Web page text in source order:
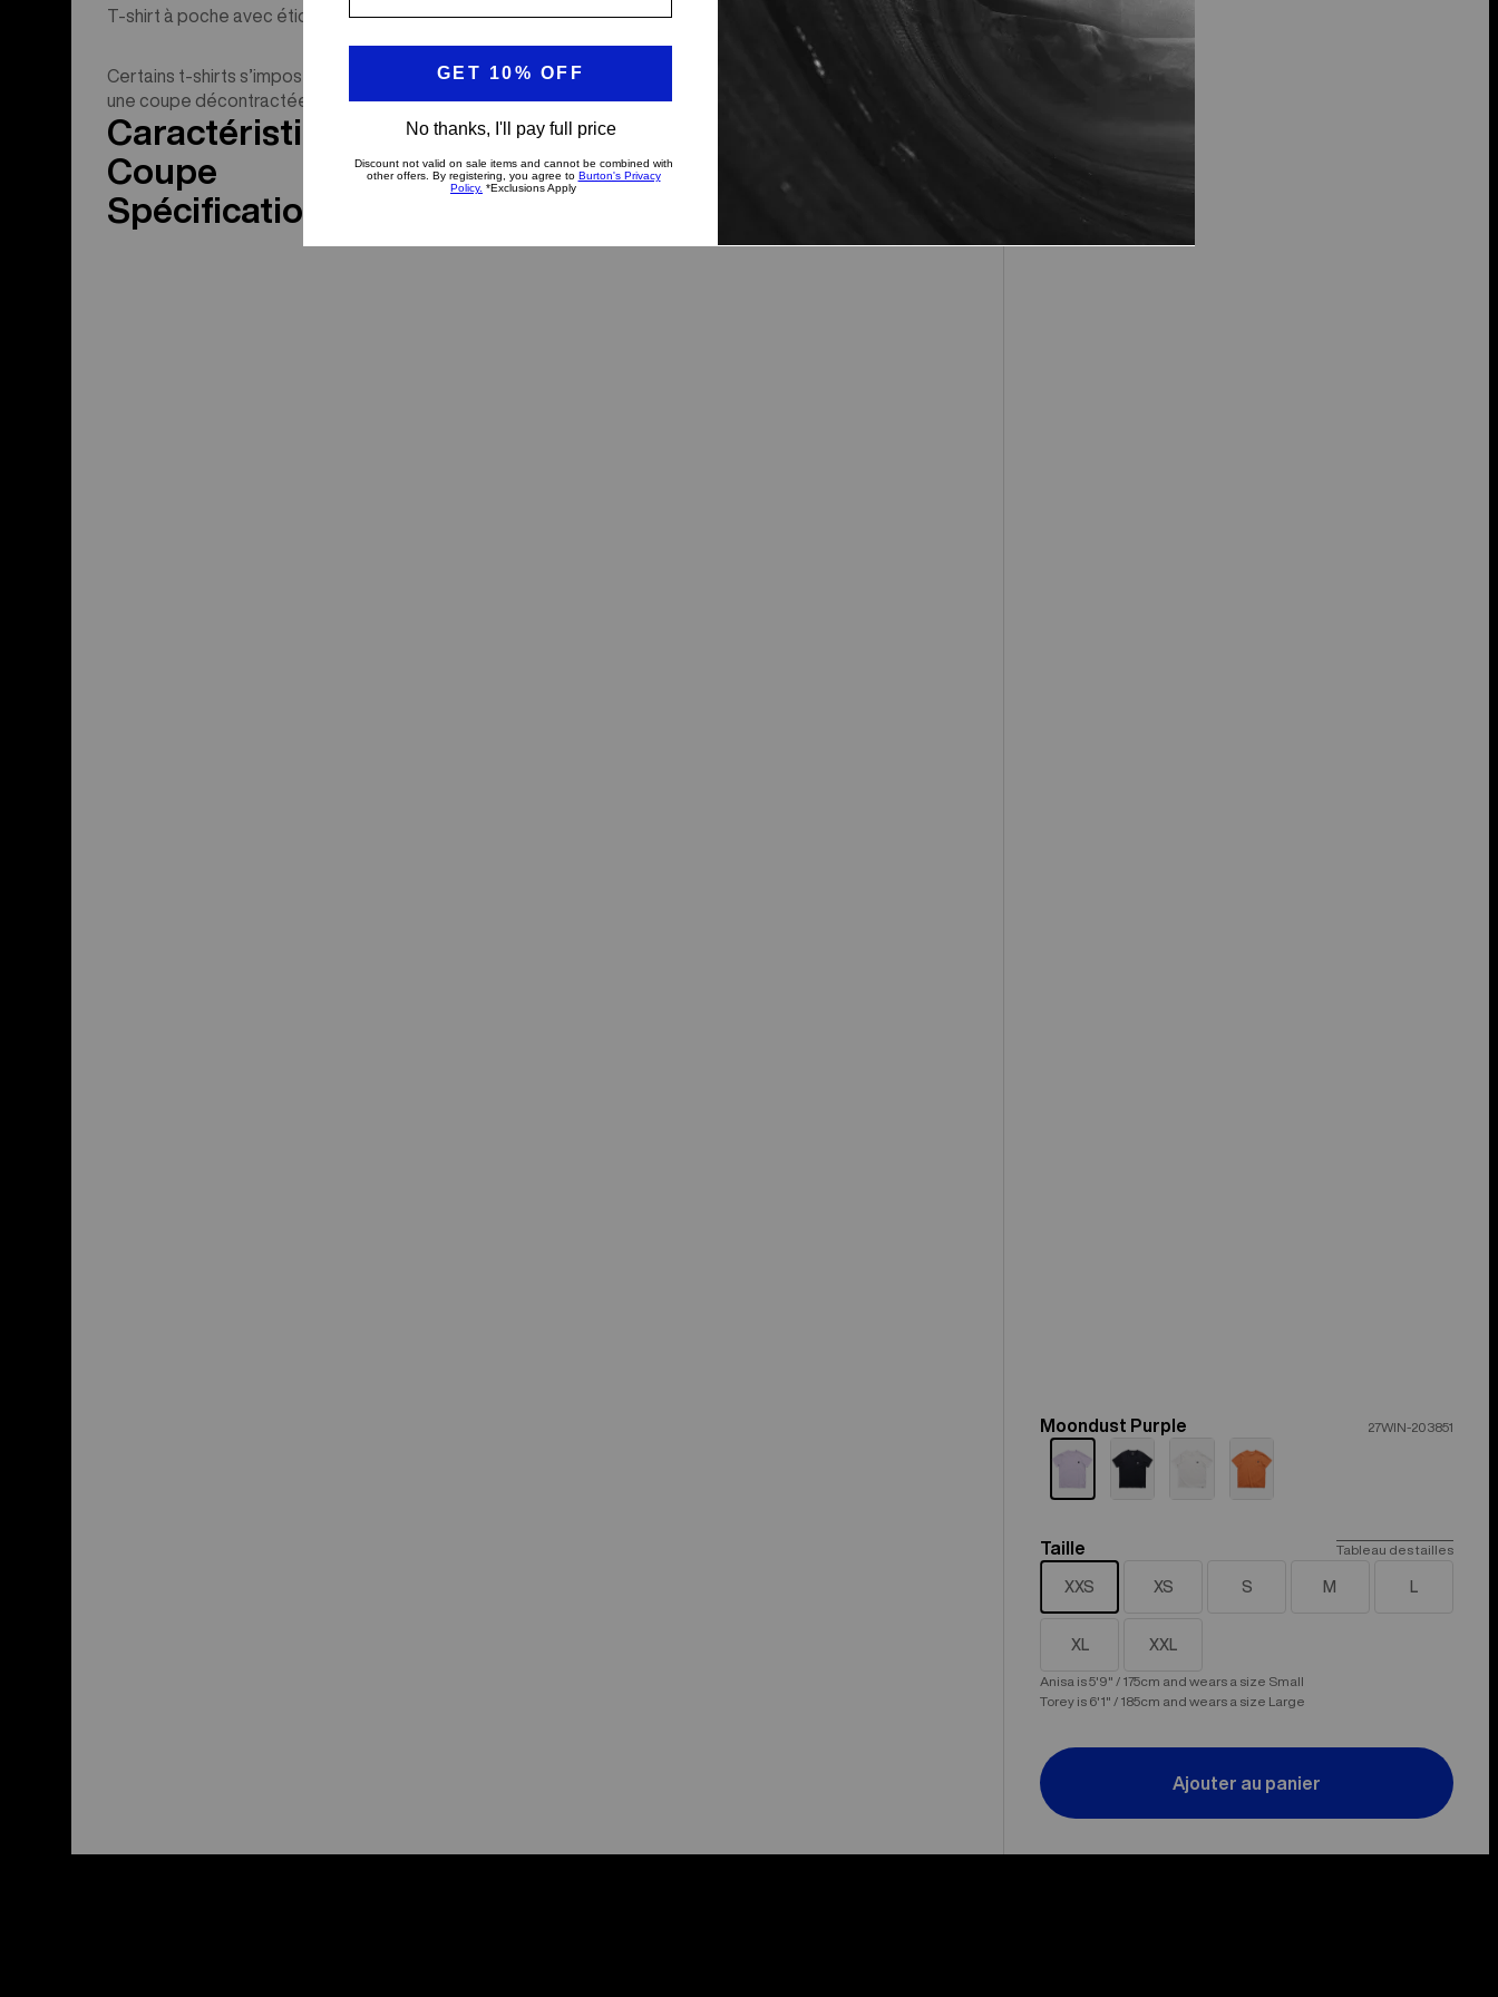
Coloris
Moondust Purple 27WIN-203851
Taille
Taille Tableau des tailles
XXS XS S M
XL XXL
Anisa is 5'9" / 175cm and wears a size Small
Torey is 6'1" / 185cm and wears a size Large
Ajouter au panier
T-shirt à poche avec étiquette tissée. Un incontournable de tous les jours.
Certains t-shirts s’imposent naturellement. Le t-shirt Colfax à manches courtes mise sur la simplicité avec
une coupe décontractée et un coton doux qui s’assouplit et gagne en confort à chaque utilisation.
Caractéristiques du produit
Coupe
Spécifications du produit